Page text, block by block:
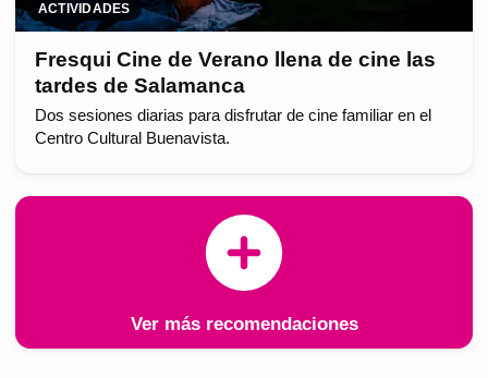
ACTIVIDADES
Fresqui Cine de Verano llena de cine las
tardes de Salamanca
Dos sesiones diarias para disfrutar de cine familiar en el
Centro Cultural Buenavista.
Ver más recomendaciones